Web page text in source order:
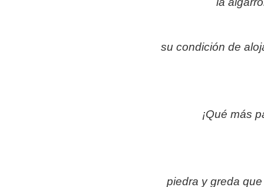
su condición de
¡Qué más
piedra y greda